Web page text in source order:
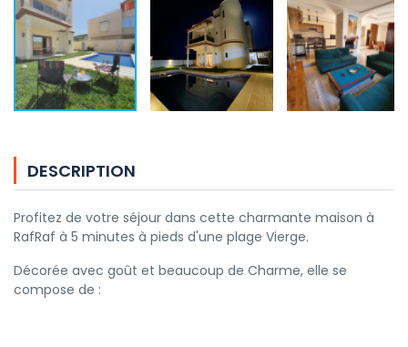
DESCRIPTION
Profitez de votre séjour dans cette charmante maison à
RafRaf à 5 minutes à pieds d'une plage Vierge.
Décorée avec goût et beaucoup de Charme, elle se
compose de :